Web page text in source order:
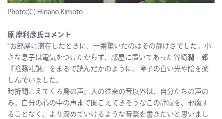
Photo:(C) Hinano Kimoto
原 摩利彦氏コメント
‟お部屋に滞在したときに、一番驚いたのはその静けさでした。小
さな息子は電気をつけたがらず、部屋に置いてあった谷崎潤一郎
『陰翳礼讃』をまるで読んだかのように、障子の白い光や陰を楽
しんでいました。
時折聞こえてくる鳥の声、人の往来の音以外は、自分たちの声の
み。自分の心の中の声まで聞こえてきそうなこの静寂を、邪魔す
ることなく、より深めていけるような音楽を書きたいと思いまし